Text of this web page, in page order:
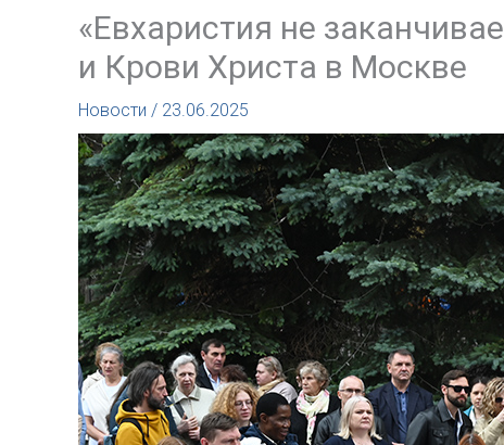
«Евхаристия не
и Крови Христа в Москве
Новости / 23.06.2025